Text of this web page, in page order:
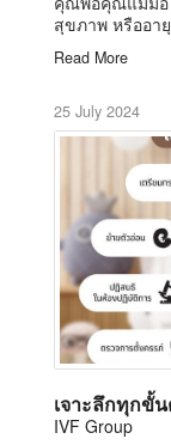
สุขภาพ หรืออา
Read More
25 July 2024
เจาะลึกทุกขั้
IVF Group